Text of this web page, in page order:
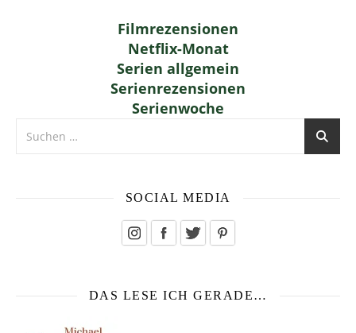
Filmrezensionen
Netflix-Monat
Serien allgemein
Serienrezensionen
Serienwoche
SOCIAL MEDIA
DAS LESE ICH GERADE…